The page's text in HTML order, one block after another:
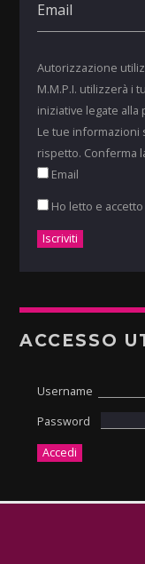
Autorizzazione
M.M.P.I. utilizzerà i
iniziative legate
Le tue informazioni
rispetto. Conferma
Email
Ho letto e
ACCESSO
Username
Password